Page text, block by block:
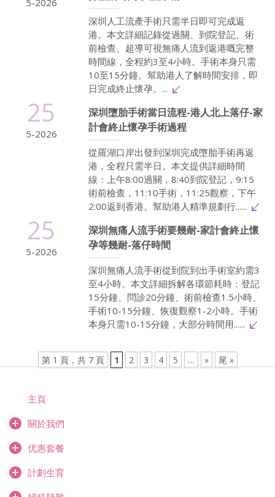
深圳人工流產手術只需半日即可完成返
港。本文詳細記錄從過關、到院登記、術
前檢查、超導可視無痛人流到返港嘅完整
時間線，全程約3至4小時。手術本身只需
10至15分鐘。幫助港人了解時間安排，即
日完成終止懷孕。...
25
5-2026
深圳墮胎手術當日流程-港人北上落仔-家
計會終止懷孕手術過程
從羅湖口岸出發到深圳完成墮胎手術再返
港，全程只需半日。本文提供詳細時間
線：上午8:00過關，8:40到院登記，9:15
術前檢查，11:10手術，11:25觀察，下午
2:00返到香港。幫助港人精準規劃行......
25
5-2026
深圳無痛人流手術要幾耐-家計會終止懷
孕等幾耐-落仔時間
深圳無痛人流手術從到院到出手術室約需3
至4小時。本文詳細拆解各環節耗時：登記
15分鐘、問診20分鐘、術前檢查1.5小時、
手術10-15分鐘、恢復觀察1-2小時。手術
本身只需10-15分鐘，大部分時間用......
第 1 頁，共 7 頁 1 2 3 4 5 … » 尾 »
主頁
關於我們
优惠套餐
計劃生育